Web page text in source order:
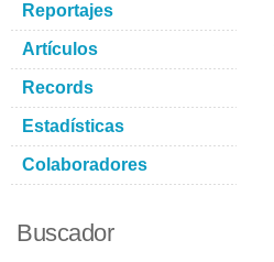
Reportajes
Artículos
Records
Estadísticas
Colaboradores
Buscador